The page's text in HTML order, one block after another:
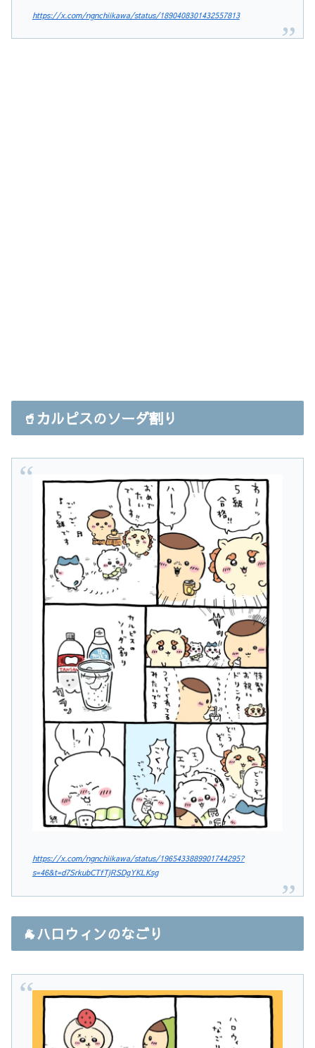
https://x.com/ngnchiikawa/status/1890408301432557813
🥤カルピスのソーダ割り
https://x.com/ngnchiikawa/status/1965433889901744295?
s=46&t=d7SrkubCTfTjRSDgYKLKsg
🐐ハロウィンのなごり